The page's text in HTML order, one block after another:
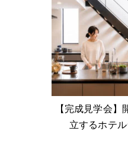
【完成見学会】
立するホテ